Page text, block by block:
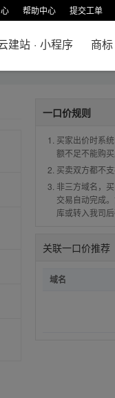
帮助中心 提交工单
建站 · 小程序 商标
一口价规则
买家出价时系
额不足不能购买
买卖双方都不
非三方域名，
交易自动完成
库或转入我司
关联一口价推荐
域名